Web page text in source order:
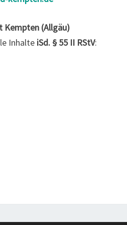
Kempten (Allgäu)
Inhalte iSd. § 55 II RStV: